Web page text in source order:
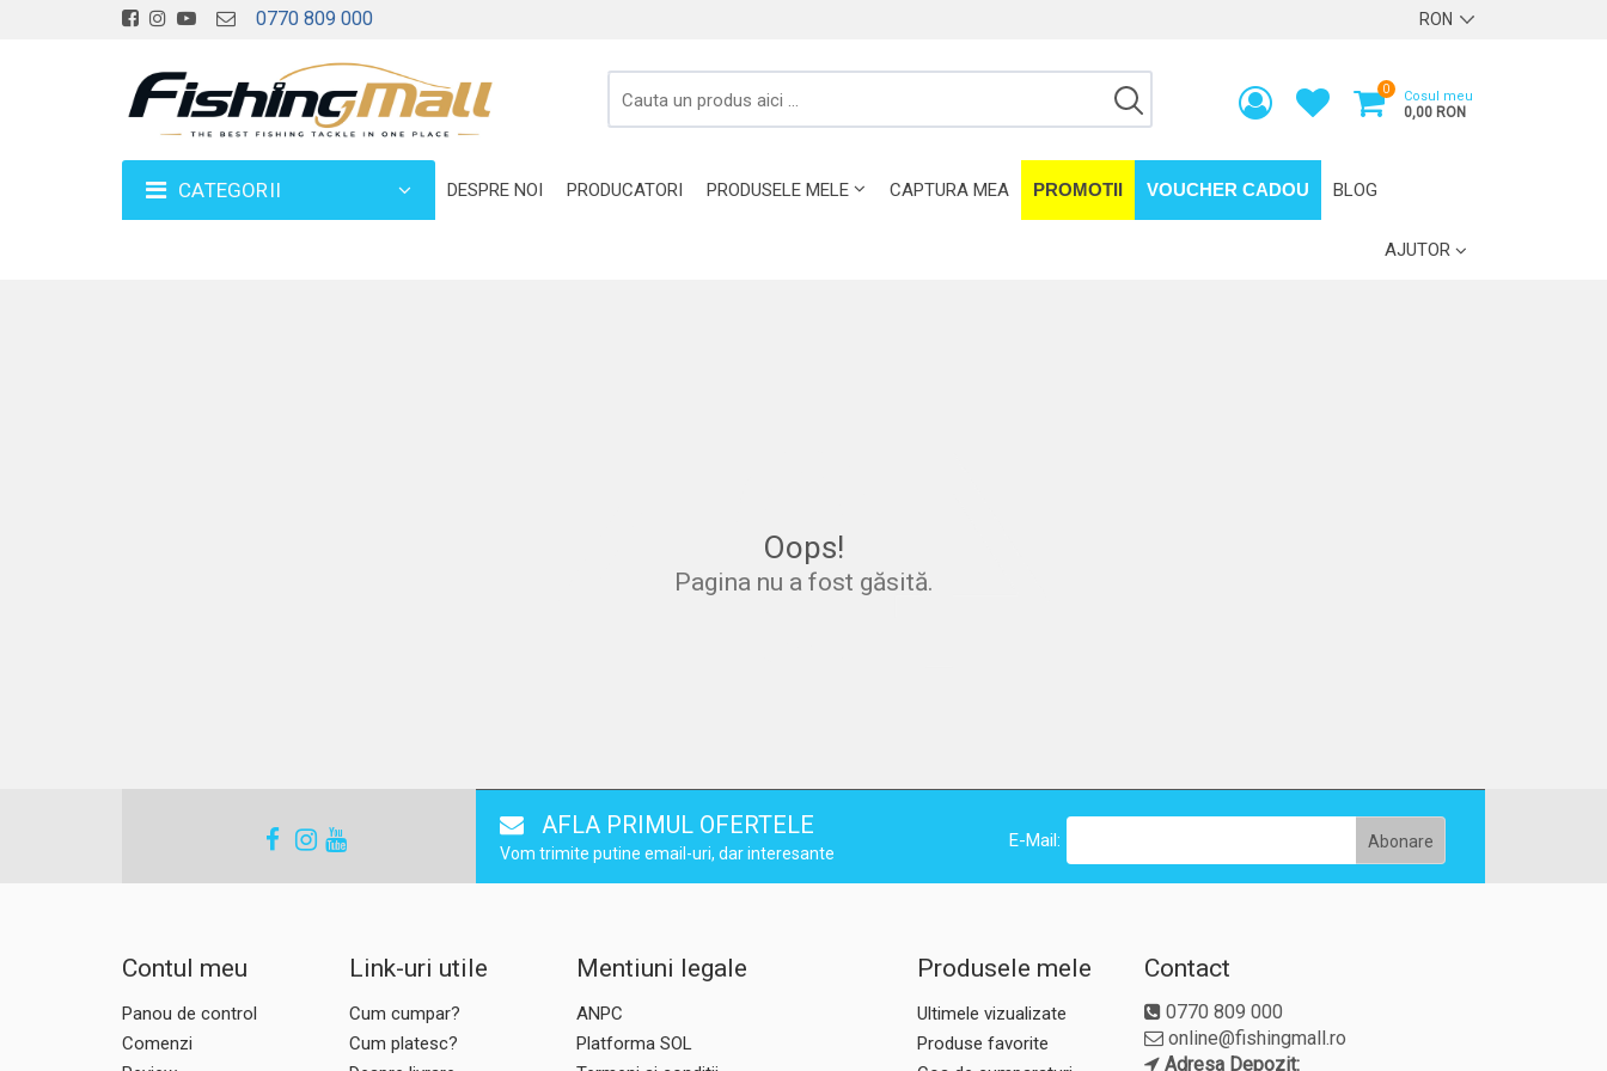
0770 809 000
0 Cosul meu
0,00 RON
CATEGORII DESPRE NOI PRODUCATORI PRODUSELE MELE CAPTURA MEA PROMOTII VOUCHER CADOU BLOG
AJUTOR
404
Oops!
Pagina nu a fost găsită.
AFLA PRIMUL OFERTELE
Vom trimite putine email-uri, dar interesante
E-Mail:
Contul meu
Panou de control
Comenzi
Link-uri utile
Cum cumpar?
Cum platesc?
Mentiuni legale
ANPC
Platforma SOL
Produsele mele
Ultimele vizualizate
Produse favorite
Contact
0770 809 000
online@fishingmall.ro
Adresa Depozit: